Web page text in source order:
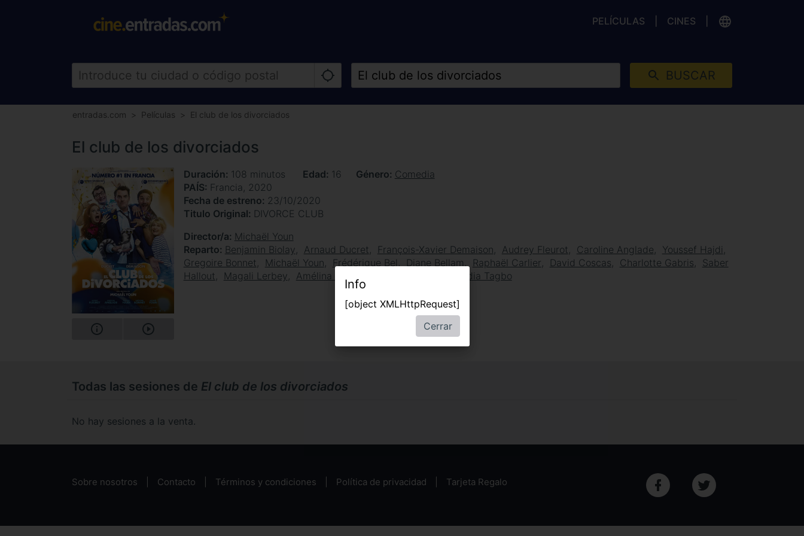
PELÍCULAS CINES
BUSCAR
entradas.com Películas El club de los divorciados
El club de los divorciados
Duración 108 minutos Edad 16 Género Comedia
PAÍS Francia, 2020
Fecha de estreno 23/10/2020
Titulo Original DIVORCE CLUB
Director/a Michaël Youn
Reparto Benjamin Biolay Arnaud Ducret François-Xavier Demaison Audrey Fleurot Caroline Anglade
Youssef Hajdi
Gregoire Bonnet
Michaël Youn Frédérique Bel Diane Bellam Raphaël Carlier David Coscas Charlotte Gabris
Saber
Hallout
Magali Lerbey Amélina Limousin Claudia Tagbo
Todas las sesiones de El club de los divorciados
No hay sesiones a la venta.
Sobre nosotros Contacto Términos y condiciones Política de privacidad Tarjeta Regalo
Info
[object XMLHttpRequest]
Cerrar